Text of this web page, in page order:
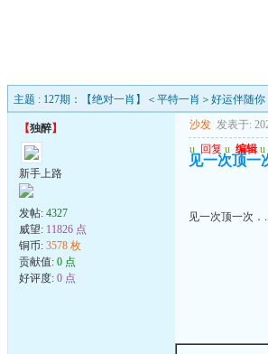
主题 : 127期：【绝对一肖】＜平特一肖＞好运伴随你
【独醉】
新手上路
发帖: 4327
威望: 11826 点
铜币: 3578 枚
贡献值: 0 点
好评度: 0 点
沙发 发表于:
u 回复 u 编辑 u
见一次顶一
见一次顶一次